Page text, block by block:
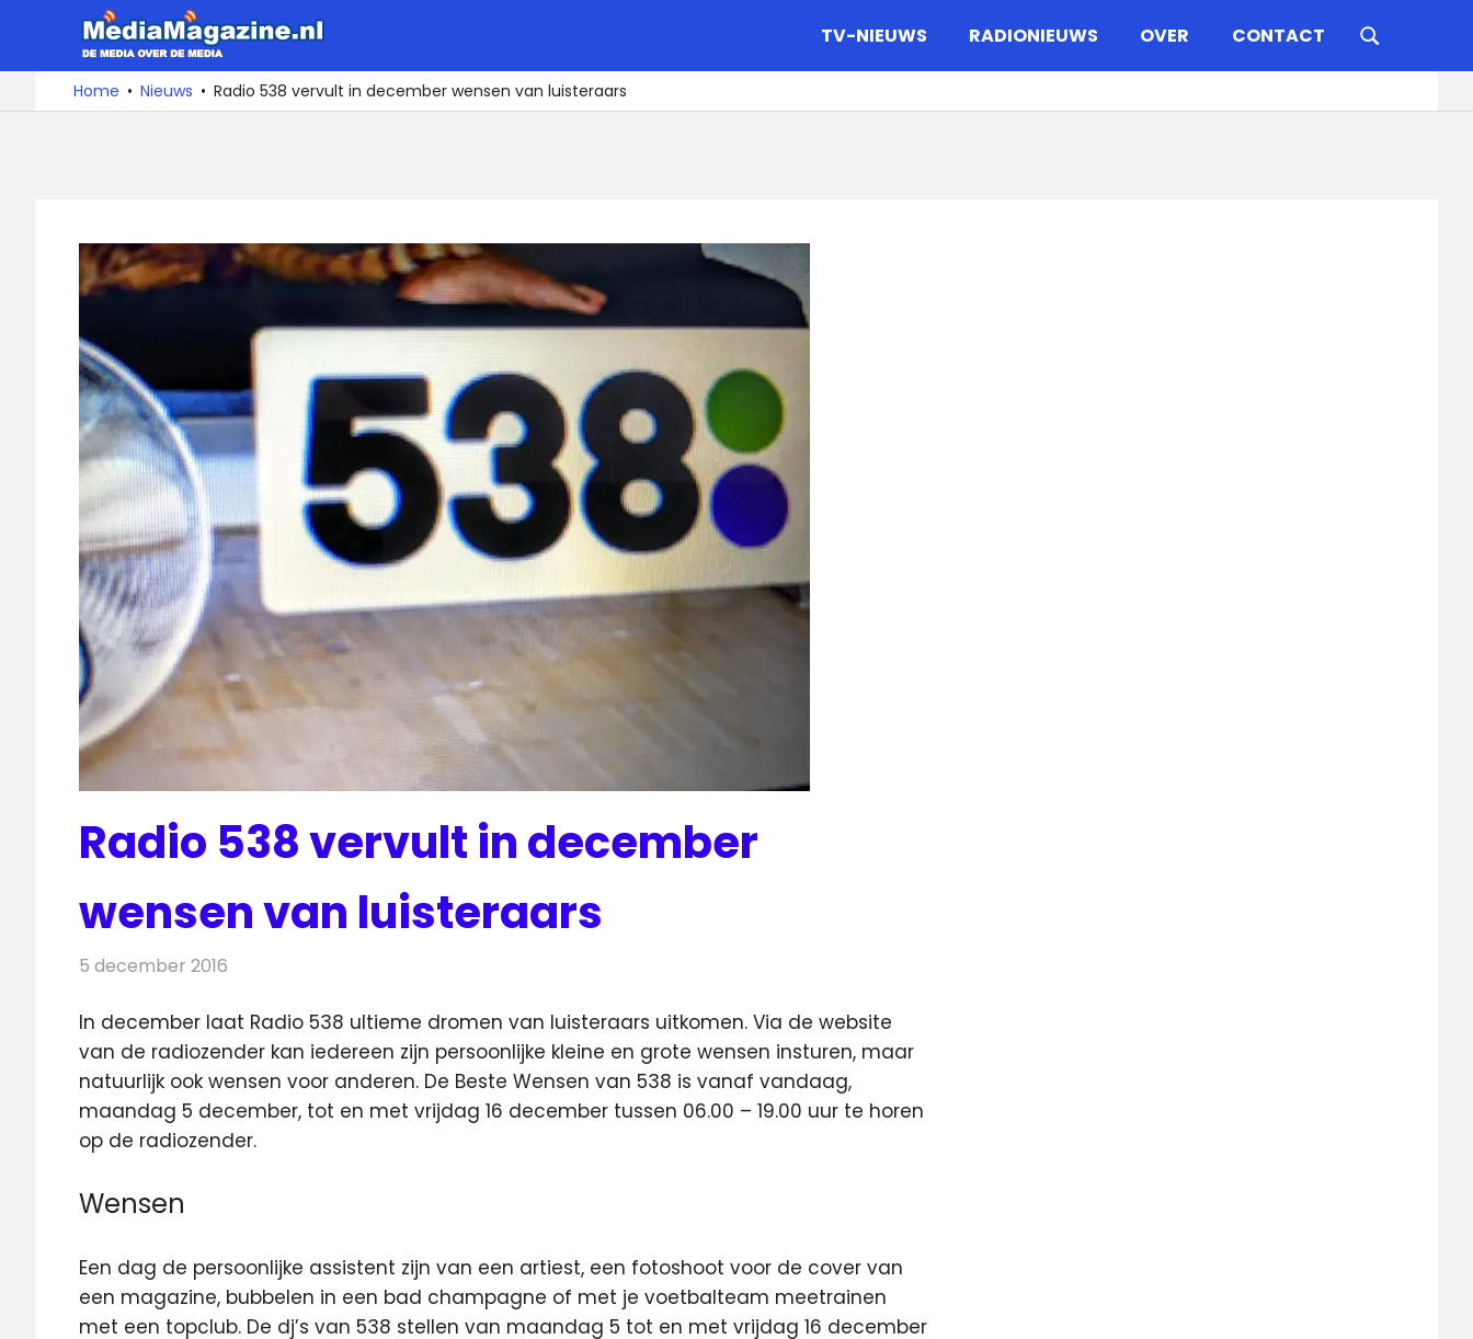
de
De
media
over
TV-NIEUWS RADIONIEUWS OVER CONTACT
Home Nieuws Radio 538 vervult in december wensen van luisteraars
Radio 538 vervult in december
wensen van luisteraars
5 december 2016
In december laat Radio 538 ultieme dromen van luisteraars uitkomen. Via de website
van de radiozender kan iedereen zijn persoonlijke kleine en grote wensen insturen, maar
natuurlijk ook wensen voor anderen. De Beste Wensen van 538 is vanaf vandaag,
maandag 5 december, tot en met vrijdag 16 december tussen 06.00 – 19.00 uur te horen
op de radiozender.
Wensen
Een dag de persoonlijke assistent zijn van een artiest, een fotoshoot voor de cover van
een magazine, bubbelen in een bad champagne of met je voetbalteam meetrainen
met een topclub. De dj’s van 538 stellen van maandag 5 tot en met vrijdag 16 december